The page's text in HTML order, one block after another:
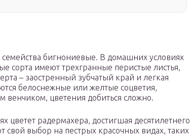
бигнониевые. В домашних условиях
сорта имеют трехгранные перистые листья,
– заостренный зубчатый край и легкая
белоснежные или желтые соцветия,
венчиком, цветения добиться сложно.
цветет радермахера, достигшая десятилетнего
свой выбор на пестрых красочных видах, таких